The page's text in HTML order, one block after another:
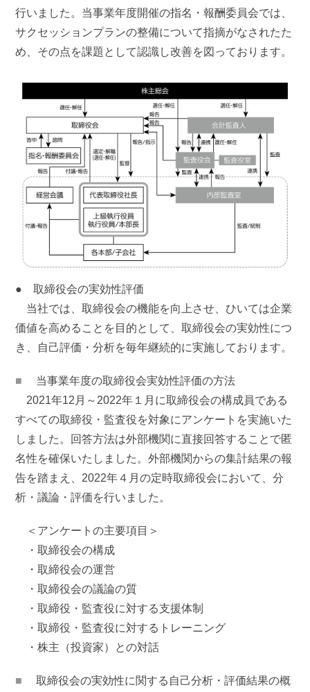
行いました。当事業年度開催の指名・報酬委員会では、
サクセッションプランの整備について指摘がなされたた
め、その点を課題として認識し改善を図っております。
● 取締役会の実効性評価
当社では、取締役会の機能を向上させ、ひいては企業
価値を高めることを目的として、取締役会の実効性につ
き、自己評価・分析を毎年継続的に実施しております。
■ 当事業年度の取締役会実効性評価の方法
2021年12月～2022年１月に取締役会の構成員である
すべての取締役・監査役を対象にアンケートを実施いた
しました。回答方法は外部機関に直接回答することで匿
名性を確保いたしました。外部機関からの集計結果の報
告を踏まえ、2022年４月の定時取締役会において、分
析・議論・評価を行いました。
＜アンケートの主要項目＞
・取締役会の構成
・取締役会の運営
・取締役会の議論の質
・取締役・監査役に対する支援体制
・取締役・監査役に対するトレーニング
・株主（投資家）との対話
■ 取締役会の実効性に関する自己分析・評価結果の概